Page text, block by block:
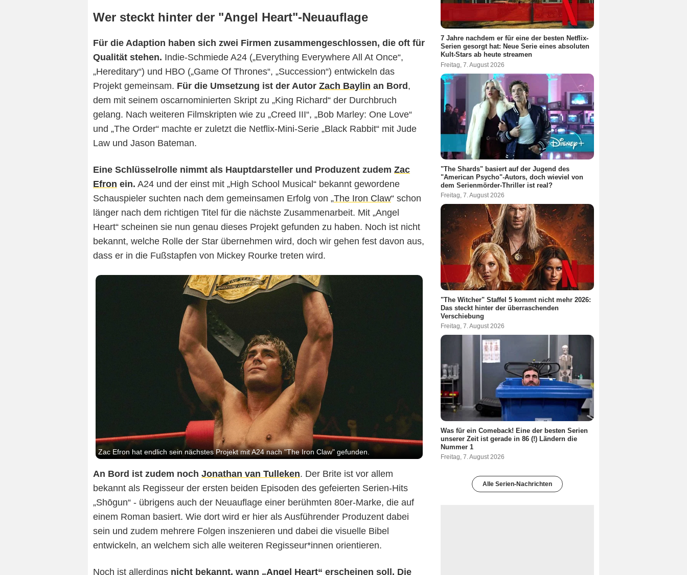
Wer steckt hinter der "Angel Heart"-Neuauflage
Für die Adaption haben sich zwei Firmen zusammengeschlossen, die oft für
Qualität stehen. Indie-Schmiede A24 („Everything Everywhere All At Once“,
„Hereditary“) und HBO („Game Of Thrones“, „Succession“) entwickeln das
Projekt gemeinsam. Für die Umsetzung ist der Autor Zach Baylin an Bord ,
dem mit seinem oscarnominierten Skript zu „King Richard“ der Durchbruch
gelang. Nach weiteren Filmskripten wie zu „Creed III“, „Bob Marley: One Love“
und „The Order“ machte er zuletzt die Netflix-Mini-Serie „Black Rabbit“ mit Jude
Law und Jason Bateman.
Eine Schlüsselrolle nimmt als Hauptdarsteller und Produzent zudem Zac
Efron ein. A24 und der einst mit „High School Musical“ bekannt gewordene
Schauspieler suchten nach dem gemeinsamen Erfolg von „The Iron Claw“ schon
länger nach dem richtigen Titel für die nächste Zusammenarbeit. Mit „Angel
Heart“ scheinen sie nun genau dieses Projekt gefunden zu haben. Noch ist nicht
bekannt, welche Rolle der Star übernehmen wird, doch wir gehen fest davon aus,
dass er in die Fußstapfen von Mickey Rourke treten wird.
A24
Zac Efron hat endlich sein nächstes Projekt mit A24 nach "The Iron Claw" gefunden.
An Bord ist zudem noch Jonathan van Tulleken. Der Brite ist vor allem
bekannt als Regisseur der ersten beiden Episoden des gefeierten Serien-Hits
„Shōgun“ - übrigens auch der Neuauflage einer berühmten 80er-Marke, die auf
einem Roman basiert. Wie dort wird er hier als Ausführender Produzent dabei
sein und zudem mehrere Folgen inszenieren und dabei die visuelle Bibel
entwickeln, an welchem sich alle weiteren Regisseur*innen orientieren.
Noch ist allerdings nicht bekannt, wann „Angel Heart“ erscheinen soll. Die
7 Jahre nachdem er für eine der besten Netflix-
Serien gesorgt hat: Neue Serie eines absoluten
Kult-Stars ab heute streamen
Freitag, 7. August 2026
"The Shards" basiert auf der Jugend des
"American Psycho"-Autors, doch wieviel von
dem Serienmörder-Thriller ist real?
Freitag, 7. August 2026
"The Witcher" Staffel 5 kommt nicht mehr 2026:
Das steckt hinter der überraschenden
Verschiebung
Freitag, 7. August 2026
Was für ein Comeback! Eine der besten Serien
unserer Zeit ist gerade in 86 (!) Ländern die
Nummer 1
Freitag, 7. August 2026
Alle Serien-Nachrichten